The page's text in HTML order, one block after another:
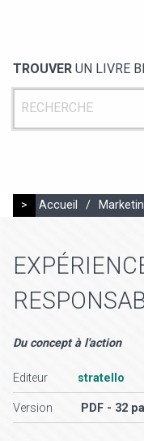
TROUVER UN LIVRE
> Accueil /
Du concept à l'action
Editeur stratello
Version PDF - 32